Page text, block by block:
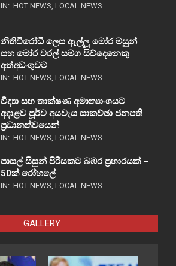
IN: HOT NEWS, LOCAL NEWS
නීතිවිරෝධී ලෙස ඇල්ලූ මෝර මසුන්
සහ මෝර වරල් සමග සිව්දෙනෙකු
අත්අඩංගුවට
IN: HOT NEWS, LOCAL NEWS
විද්‍යා සහ තාක්ෂණ අමාත්‍යාංශයට
අදාළව පූර්ව අයවැය සාකච්ඡා ජනපති
ප්‍රධානත්වයෙන්
IN: HOT NEWS, LOCAL NEWS
පාසල් සිසුන් පිරිසකට බඹර ප්‍රහාරයක් –
50ක් රෝහලේ
IN: HOT NEWS, LOCAL NEWS
GALLERY